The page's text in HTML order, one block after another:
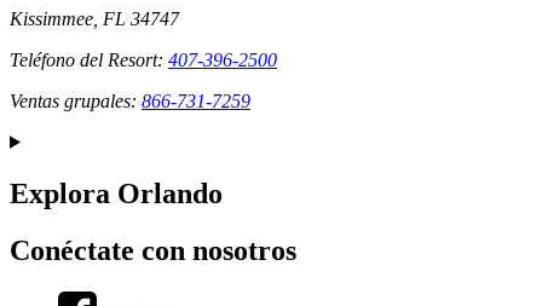
Kissimmee, FL 34747
Teléfono del Resort: 407-396-2500
Ventas grupales: 866-731-7259
Explora Orlando
Conéctate con nosotros